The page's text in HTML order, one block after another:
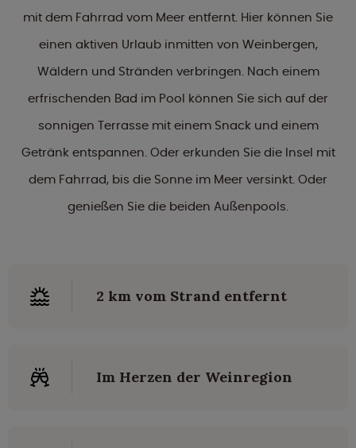
mit dem Fahrrad vom Meer entfernt. Hier können Sie
einen aktiven Urlaub inmitten von Weinbergen,
Wäldern und Stränden verbringen. Nach einem
erfrischenden Bad im Pool können Sie sich auf der
sonnigen Terrasse mit einem Snack und einem
Getränk entspannen. Oder erkunden Sie die Insel mit
dem Fahrrad, bis die Sonne im Meer versinkt. Oder
genießen Sie die beiden Außenpools.
2 km vom Strand entfernt
Im Herzen der Weinregion